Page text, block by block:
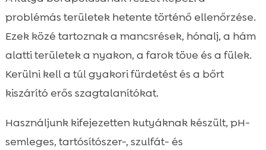
problémás területek hetente történő ellenőrzése.
Ezek közé tartoznak a mancsrések, hónalj, a hám
alatti területek a nyakon, a farok töve és a fülek.
Kerülni kell a túl gyakori fürdetést és a bőrt
kiszárító erős szagtalanítókat.
Használjunk kifejezetten kutyáknak készült, pH-
semleges, tartósítószer-, szulfát- és